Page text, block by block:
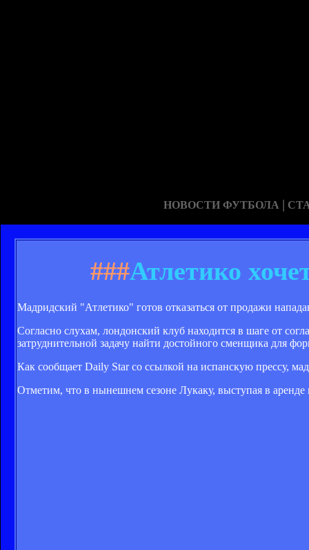
НОВОСТИ ФУТБОЛА |
###Атлетико
Мадридский "Атлетико" готов отказаться от продажи
Согласно слухам, лондонский клуб находится в шаге от
затруднительной задачу найти достойного сменщика для
Как сообщает Daily Star со ссылкой на испанскую прессу,
Отметим, что в нынешнем сезоне Лукаку, выступая в